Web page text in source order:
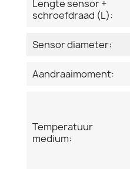
Lengte sensor +
schroefdraad (L):
Sensor diameter:
Aandraaimoment:
Temperatuur
medium: